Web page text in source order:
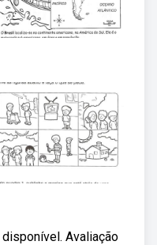
Avaliação